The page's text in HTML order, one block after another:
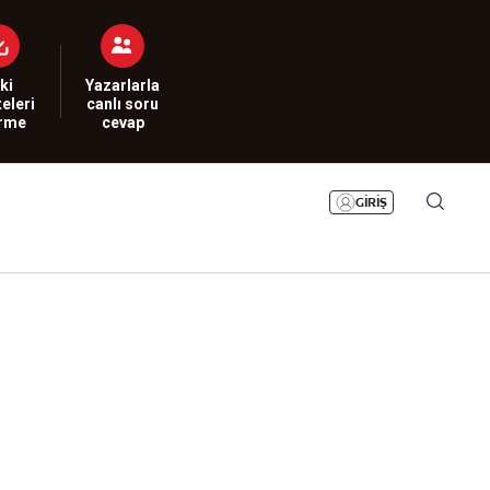
Yazarlarla
canlı soru
cevap
GİRİŞ
Namaz Vakitleri
Sesli Yayınlar